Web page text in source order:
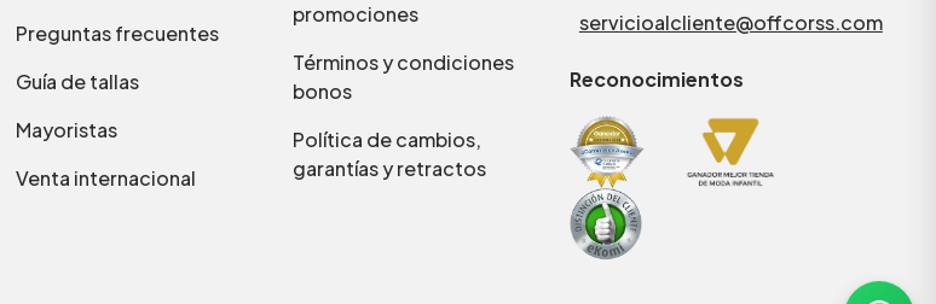
Preguntas frecuentes
Guía de tallas
Mayoristas
Venta internacional
promociones
Términos y condiciones
bonos
Política de cambios,
garantías y retractos
servicioalcliente@offcorss.com
Reconocimientos